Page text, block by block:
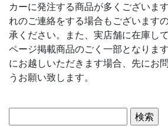
カーに発注する商品が多くございま
れのご連絡をする場合もございます
承ください。また、実店舗に在庫し
ページ掲載商品のごく一部となりま
にお越しいただきます場合、先にお
うお願い致します。